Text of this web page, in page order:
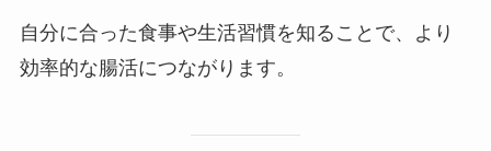
自分に合った食事や生活習慣を知ることで、より
効率的な腸活につながります。